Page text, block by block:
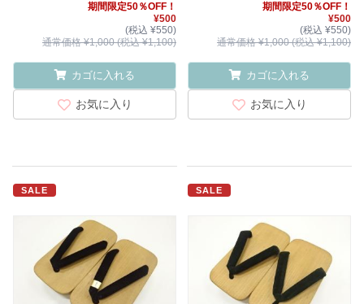
期間限定50％OFF！
¥500
(税込 ¥550)
通常価格 ¥1,000 (税込 ¥1,100)
カゴに入れる
お気に入り
期間限定50％OFF！
¥500
(税込 ¥550)
通常価格 ¥1,000 (税込 ¥1,100)
カゴに入れる
お気に入り
SALE SALE